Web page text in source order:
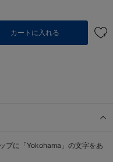
カートに入れる
プに「Yokohama」の文字をあ